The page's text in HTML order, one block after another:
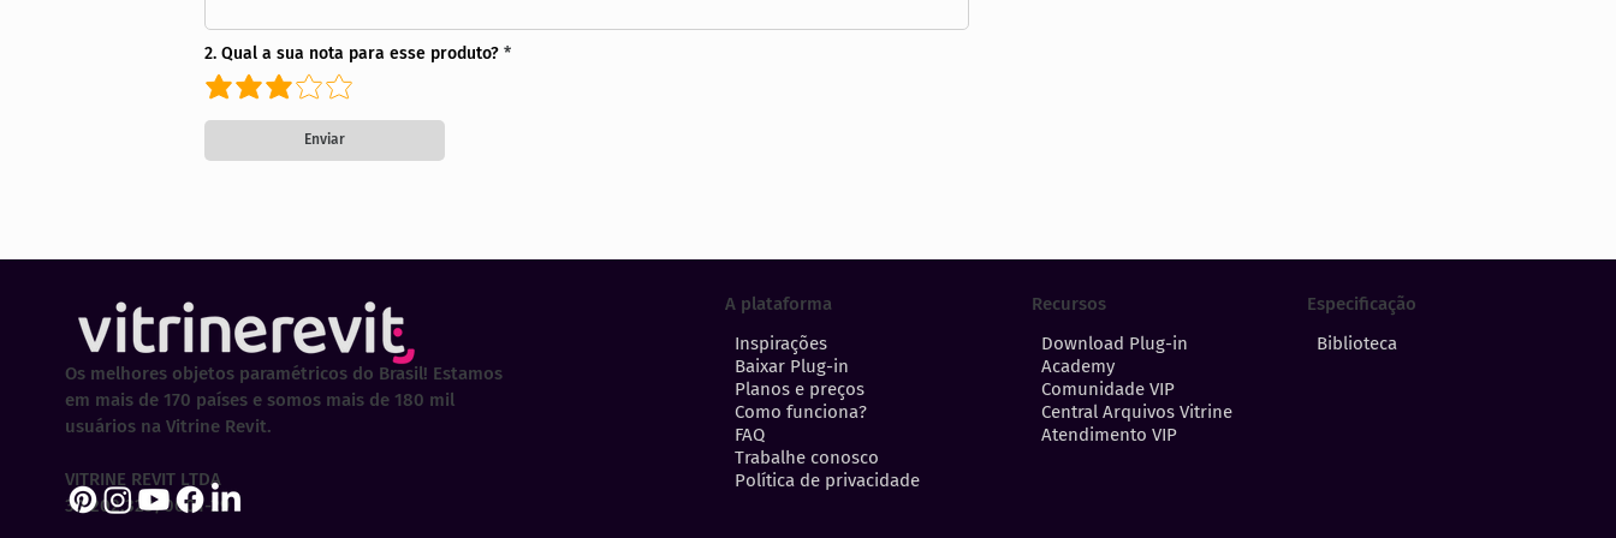
2. Qual a sua nota para esse produto?
Enviar
A plataforma
Inspirações
Baixar Plug-in
Planos e preços
Como funciona?
FAQ
Trabalhe conosco
Política de privacidade
Recursos
Download Plug-in
Academy
Comunidade VIP
Central Arquivos Vitrine
Atendimento VIP
Especificação
Biblioteca
Os melhores objetos paramétricos do Brasil! Estamos
em mais de 170 países e somos mais de 180 mil
usuários na Vitrine Revit.
VITRINE REVIT LTDA
30.202.323/0001-29